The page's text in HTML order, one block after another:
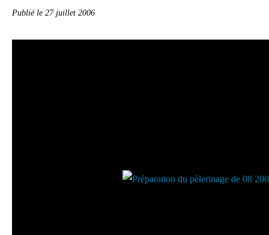
Publié le 27 juillet 2006